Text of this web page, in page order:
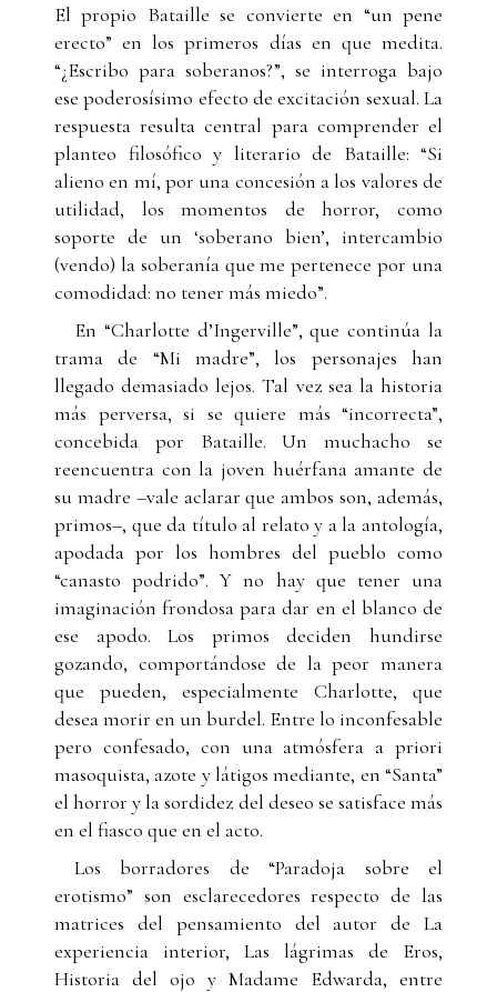
El propio Bataille se convierte en “un pene
erecto” en los primeros días en que medita.
“¿Escribo para soberanos?”, se interroga bajo
ese poderosísimo efecto de excitación sexual. La
respuesta resulta central para comprender el
planteo filosófico y literario de Bataille: “Si
alieno en mí, por una concesión a los valores de
utilidad, los momentos de horror, como
soporte de un ‘soberano bien’, intercambio
(vendo) la soberanía que me pertenece por una
comodidad: no tener más miedo”.
En “Charlotte d’Ingerville”, que continúa la
trama de “Mi madre”, los personajes han
llegado demasiado lejos. Tal vez sea la historia
más perversa, si se quiere más “incorrecta”,
concebida por Bataille. Un muchacho se
reencuentra con la joven huérfana amante de
su madre –vale aclarar que ambos son, además,
primos–, que da título al relato y a la antología,
apodada por los hombres del pueblo como
“canasto podrido”. Y no hay que tener una
imaginación frondosa para dar en el blanco de
ese apodo. Los primos deciden hundirse
gozando, comportándose de la peor manera
que pueden, especialmente Charlotte, que
desea morir en un burdel. Entre lo inconfesable
pero confesado, con una atmósfera a priori
masoquista, azote y látigos mediante, en “Santa”
el horror y la sordidez del deseo se satisface más
en el fiasco que en el acto.
Los borradores de “Paradoja sobre el
erotismo” son esclarecedores respecto de las
matrices del pensamiento del autor de La
experiencia interior, Las lágrimas de Eros,
Historia del ojo y Madame Edwarda, entre